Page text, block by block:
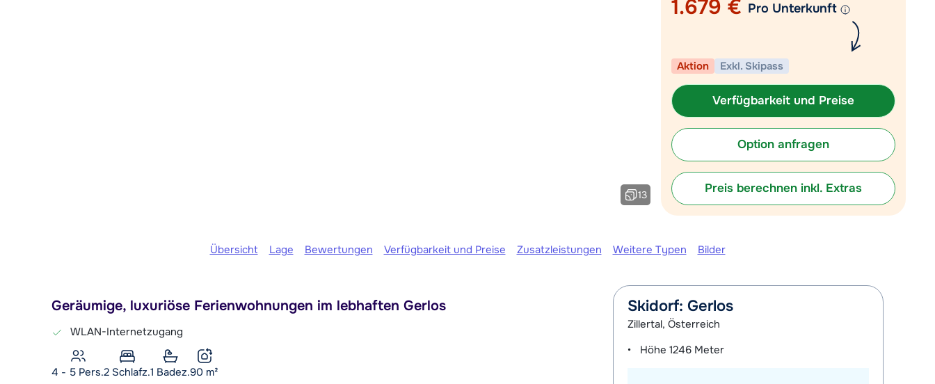
13
1.679 € Pro Unterkunft
Aktion Exkl. Skipass
Verfügbarkeit und Preise
Option anfragen
Preis berechnen inkl. Extras
Übersicht Lage Bewertungen Verfügbarkeit und Preise Zusatzleistungen Weitere Typen Bilder
Geräumige, luxuriöse Ferienwohnungen im lebhaften Gerlos
WLAN-Internetzugang
4 - 5 Pers.2 Schlafz.1 Badez.90 m²
Skidorf: Gerlos
Zillertal, Österreich
Höhe1246 Meter